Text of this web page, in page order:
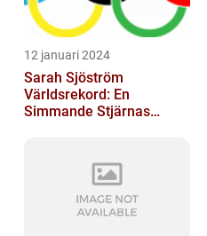
12 januari 2024
Sarah Sjöström
Världsrekord: En
Simmande Stjärnas